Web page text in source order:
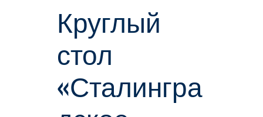
Круглый
стол
«Сталингра